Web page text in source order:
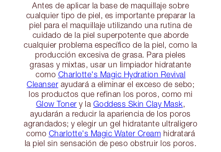
Antes de aplicar la base de maquillaje sobre
cualquier tipo de piel, es importante preparar la
piel para el maquillaje utilizando una rutina de
cuidado de la piel superpotente que aborde
cualquier problema específico de la piel, como la
producción excesiva de grasa. Para pieles
grasas y mixtas, usar un limpiador hidratante
como Charlotte's Magic Hydration Revival
Cleanser ayudará a eliminar el exceso de sebo;
los productos que refinan los poros, como mi
Glow Toner y la Goddess Skin Clay Mask,
ayudarán a reducir la apariencia de los poros
agrandados; y elegir un gel hidratante ultraligero
como Charlotte's Magic Water Cream hidratará
la piel sin sensación de peso obstruir los poros.